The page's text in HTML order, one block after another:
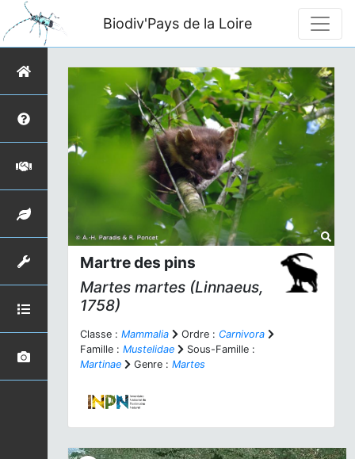
Biodiv'Pays de la Loire
Martre des pins
Martes martes (Linnaeus,
1758)
Classe : Mammalia Ordre : Carnivora
Famille : Mustelidae
Sous-Famille :
Martinae
Genre : Martes